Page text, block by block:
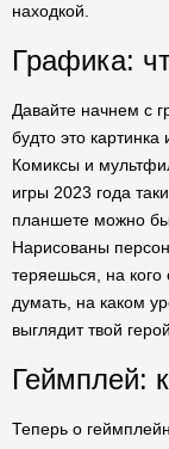
находкой.
Графика:
Давайте начнем с
будто это
Комиксы и
игры 2023 года
планшете можно
Нарисованы
теряешься, на
думать, на каком
выглядит твой герой.
Геймплей:
Теперь о